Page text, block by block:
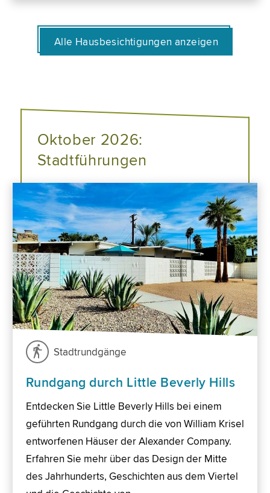
Alle Hausbesichtigungen anzeigen
Oktober 2026:
Stadtführungen
Stadtrundgänge
Rundgang durch Little Beverly Hills
Entdecken Sie Little Beverly Hills bei einem
geführten Rundgang durch die von William Krisel
entworfenen Häuser der Alexander Company.
Erfahren Sie mehr über das Design der Mitte
des Jahrhunderts, Geschichten aus dem Viertel